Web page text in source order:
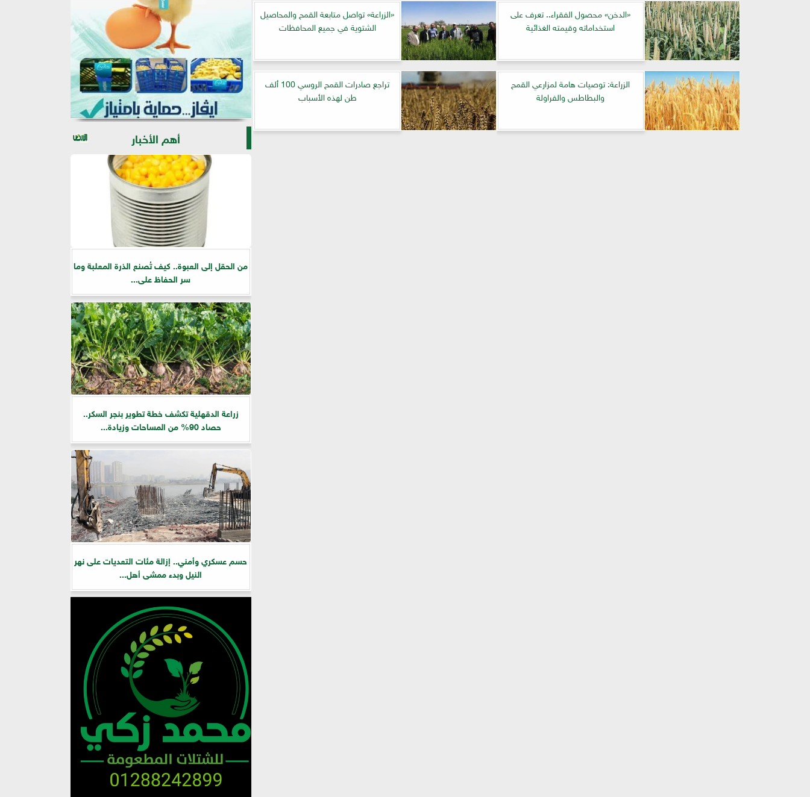
«الدخن» محصول الفقراء.. تعرف على
استخداماته وقيمته الغذائية
«الزراعة» تواصل متابعة القمح والمحاصيل
الشتوية في جميع المحافظات
الزراعة: توصيات هامة لمزارعي القمح
والبطاطس والفراولة
تراجع صادرات القمح الروسي 100 ألف
طن لهذه الأسباب
أهم الأخبار
من الحقل إلى العبوة.. كيف تُصنع الذرة المعلبة وما
سر الحفاظ على...
زراعة الدقهلية تكشف خطة تطوير بنجر السكر..
حصاد 90% من المساحات وزيادة...
حسم عسكري وأمني.. إزالة مئات التعديات على نهر
النيل وبدء ممشى أهل...